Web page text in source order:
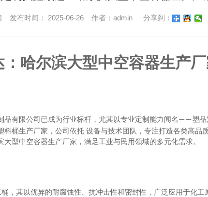
发布时间： 2025-06-26 作者：admin 分享到：
哈尔滨大型中空容器生产
有限公司已成为行业标杆，尤其以专业定制能力闻名 ——塑
料桶生产厂家，公司依托 设备与技术团队，专注打造各类高品
型中空容器生产厂家，满足工业与民用领域的多元化需求。
桶，其以优异的耐腐蚀性、抗冲击性和密封性，广泛应用于化